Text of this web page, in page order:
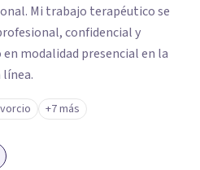
Mi trabajo terapéutico se
confidencial y
modalidad presencial en la
línea.
+7 más